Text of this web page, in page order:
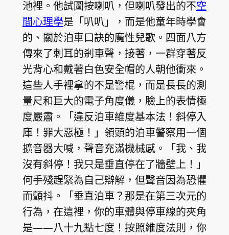
池裡。他試圖按喇叭，但喇叭發出的不空
間心理學是「叭叭」，而是他童年時學會
的、關於泊車口訣的魔性兒歌。四面八方
傳來了刺耳的剎車聲，接著，一群穿著反
光背心和戴著白色安全帽的人朝他衝來。
這些人手裡拿的不是警棍，而是長長的測
量尺和巨大的電子角度儀，臉上的表情極
度嚴肅。「違反泊車維度基本法！斜停入
庫！罪大惡極！」領頭的泊車警察用一個
擴音器大喊，聲音充滿機械感。「我、我
沒有斜停！我只是垂直停在了牆壁上！」
何手殘趕緊為自己辯解，但聲音因為恐懼
而顫抖。「垂直泊車？那是在第三次元的
行為，在這裡，你的車體與停車線的夾角
是——八十九點七度！按照維度法則，你